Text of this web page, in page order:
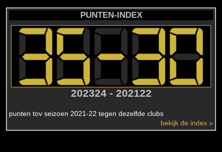
PUNTEN-INDEX
202324 - 202122
punten tov seizoen 2021-22 tegen dezelfde clubs
bekijk de index »